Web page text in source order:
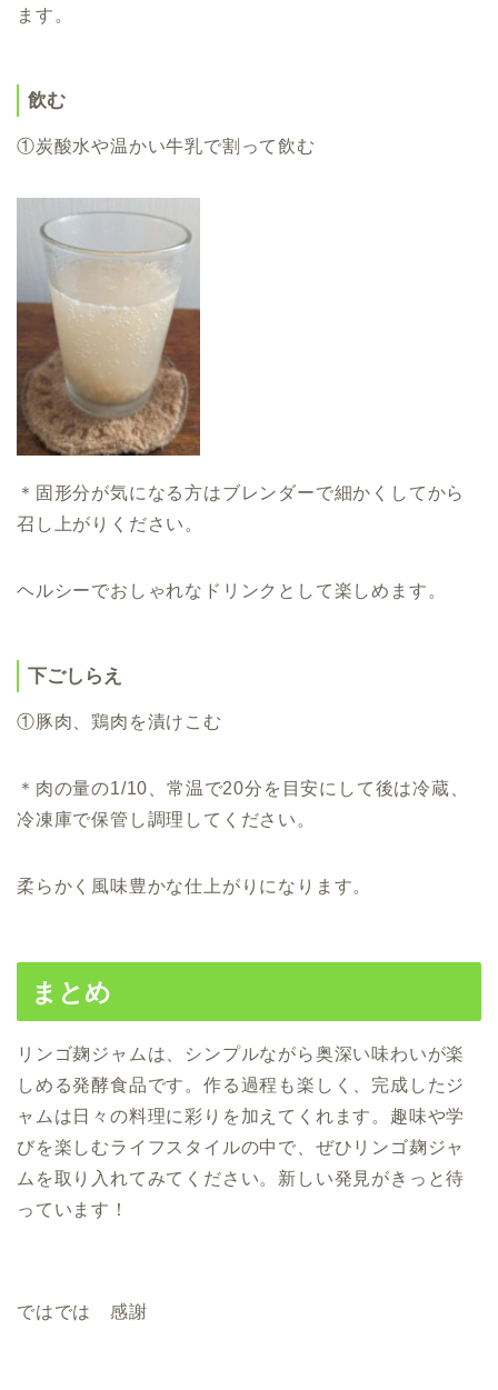
ます。
飲む
①炭酸水や温かい牛乳で割って飲む
＊固形分が気になる方はブレンダーで細かくしてから
召し上がりください。
ヘルシーでおしゃれなドリンクとして楽しめます。
下ごしらえ
①豚肉、鶏肉を漬けこむ
＊肉の量の1/10、常温で20分を目安にして後は冷蔵、
冷凍庫で保管し調理してください。
柔らかく風味豊かな仕上がりになります。
まとめ
リンゴ麹ジャムは、シンプルながら奥深い味わいが楽
しめる発酵食品です。作る過程も楽しく、完成したジ
ャムは日々の料理に彩りを加えてくれます。趣味や学
びを楽しむライフスタイルの中で、ぜひリンゴ麹ジャ
ムを取り入れてみてください。新しい発見がきっと待
っています！
ではでは 感謝